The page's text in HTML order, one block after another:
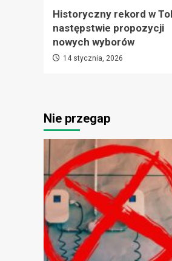
Historyczny rekord w
następstwie propozycji
nowych wyborów
14 stycznia, 2026
Nie przegap